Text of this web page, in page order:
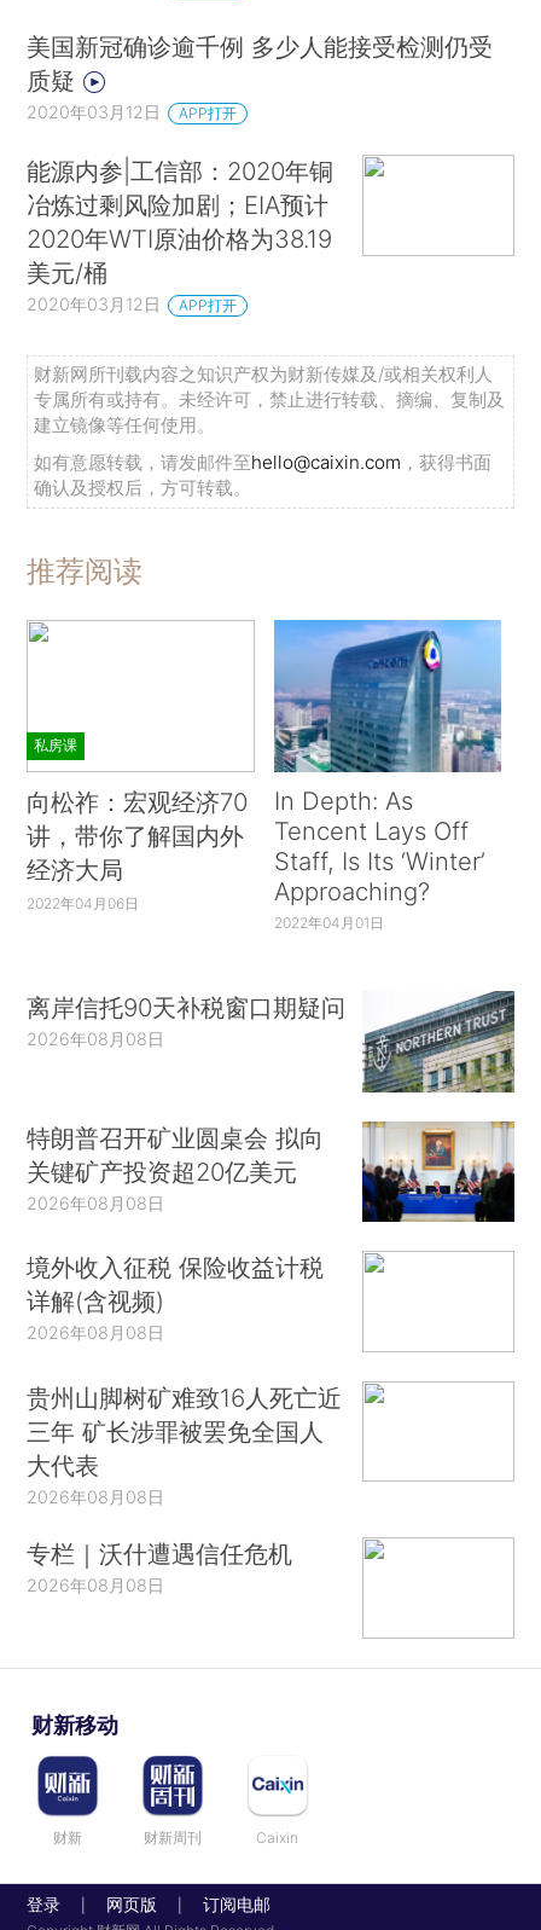
美国新冠确诊逾千例 多少人能接受检测仍受
质疑
2020年03月12日 APP打开
能源内参|工信部：2020年铜
冶炼过剩风险加剧；EIA预计
2020年WTI原油价格为38.19
美元/桶
2020年03月12日 APP打开
财新网所刊载内容之知识产权为财新传媒及/或相关权利人
专属所有或持有。未经许可，禁止进行转载、摘编、复制及
建立镜像等任何使用。
如有意愿转载，请发邮件至hello@caixin.com ，获得书面
确认及授权后，方可转载。
推荐阅读
私房课
向松祚：宏观经济70
讲，带你了解国内外
经济大局
2022年04月06日
In Depth: As
Tencent Lays Off
Staff, Is Its ‘Winter’
Approaching?
2022年04月01日
离岸信托90天补税窗口期疑问
2026年08月08日
特朗普召开矿业圆桌会 拟向
关键矿产投资超20亿美元
2026年08月08日
境外收入征税 保险收益计税
详解(含视频)
2026年08月08日
贵州山脚树矿难致16人死亡近
三年 矿长涉罪被罢免全国人
大代表
2026年08月08日
专栏｜沃什遭遇信任危机
2026年08月08日
财新移动
财新 财新周刊 Caixin
登录 网页版 订阅电邮